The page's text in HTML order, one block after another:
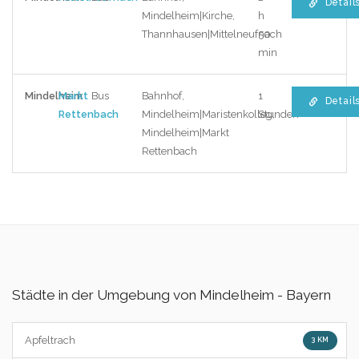
Mindelheim|Kirche,
Thannhausen|Mittelneufnach
h
50
min
Mindelheim
Markt
Rettenbach
Bus
Bahnhof,
Mindelheim|Maristenkolleg,
Mindelheim|Markt
Rettenbach
1
Stunden
Städte in der Umgebung von Mindelheim - Bayern
Apfeltrach 3 KM